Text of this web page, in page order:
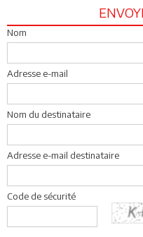
Nom
Adresse e-mail
Nom du destinataire
Adresse e-mail destinataire
Code de sécurité